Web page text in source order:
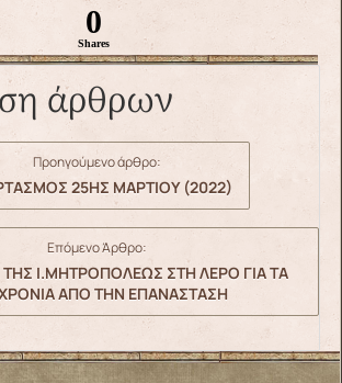
0
Shares
άρθρων
Προηγούμενο άρθρο:
25ΗΣ ΜΑΡΤΙΟΥ (2022)
Επόμενο Άρθρο:
Ι.ΜΗΤΡΟΠΟΛΕΩΣ ΣΤΗ ΛΕΡΟ ΓΙΑ ΤΑ
ΑΠΟ ΤΗΝ ΕΠΑΝΑΣΤΑΣΗ